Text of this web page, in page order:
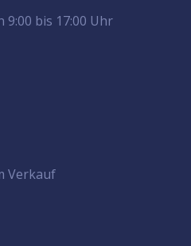
bis 17:00 Uhr
Verkauf